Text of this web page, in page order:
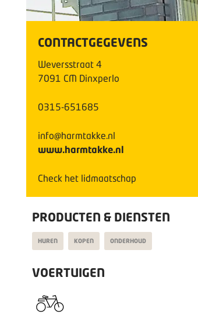
CONTACTGEGEVENS
Weversstraat 4
7091 CM Dinxperlo
0315-651685
info@harmtakke.nl
www.harmtakke.nl
Check het lidmaatschap
PRODUCTEN & DIENSTEN
HUREN KOPEN ONDERHOUD
VOERTUIGEN